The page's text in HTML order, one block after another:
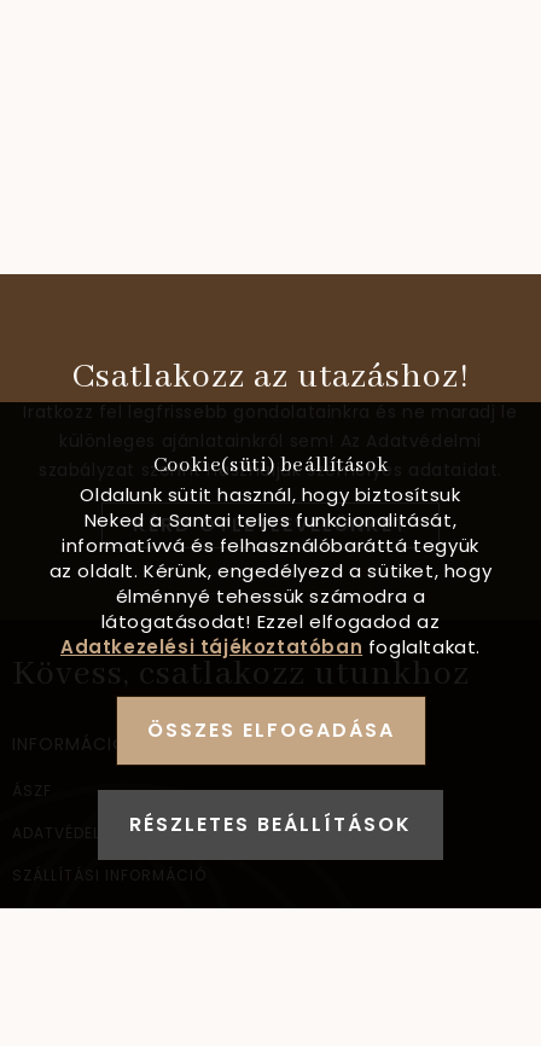
Csatlakozz az utazáshoz!
szabályzat szerint használjuk személyes adataidat.
KÉRD ÖTLETLEVELÜNKET
Kövess, csatlakozz utunkhoz
INFORMÁCIÓ
ÁSZF
ADATVÉDELEM
SZÁLLÍTÁSI INFORMÁCIÓ
Cookie(süti) beállítások
Oldalunk sütit használ, hogy biztosítsuk
Neked a Santai teljes funkcionalitását,
informatívvá és felhasználóbaráttá tegyük
az oldalt. Kérünk, engedélyezd a sütiket, hogy
élménnyé tehessük számodra a
látogatásodat! Ezzel elfogadod az
Adatkezelési tájékoztatóban foglaltakat.
ÖSSZES ELFOGADÁSA
RÉSZLETES BEÁLLÍTÁSOK